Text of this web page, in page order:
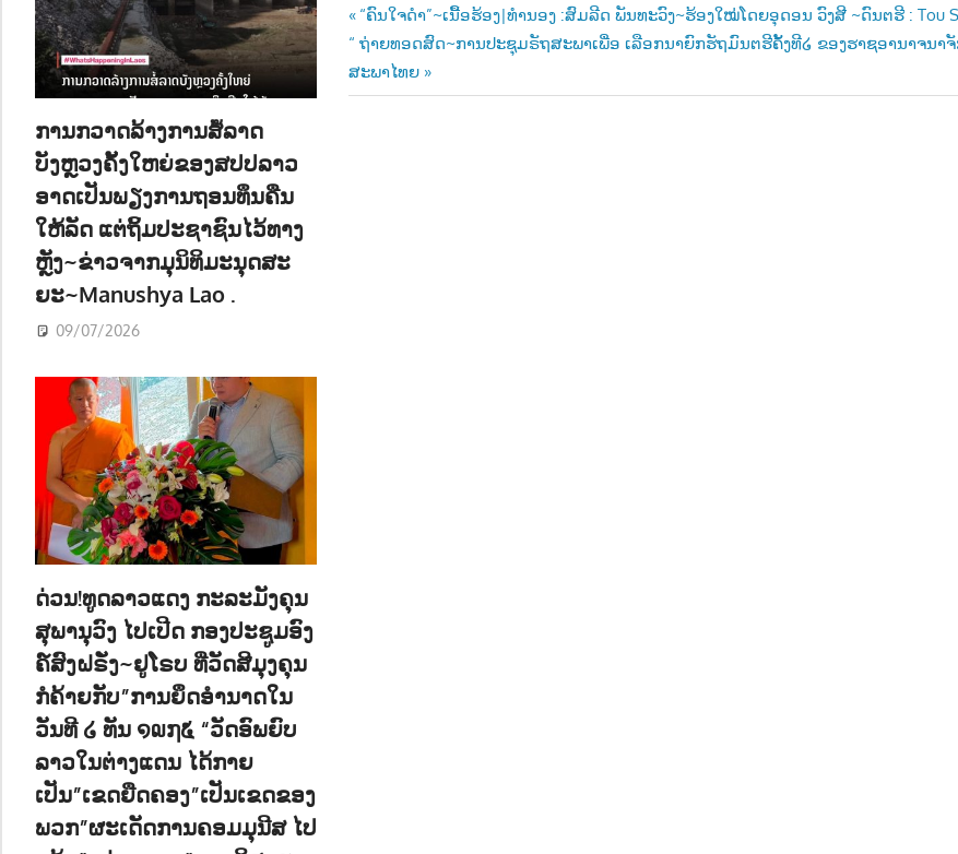
Post
navigation
Previous
Post:
“ຄົນໃຈດຳ”~ເນື້ອຮ້ອງ|ທຳນອງ :ສົມລີດ ພັນທະວົງ~ຮ້ອງໃໝ່ໂດຍອຸດອນ ວົງສີ ~ດົນຕຮີ : Tou
Next
Post:
“ ຖ່າຍທອດສົດ~ການປະຊຸມຣັຖສະພາເພື່ອ ເລືອກນາຍົກຮັຖມົນຕຮີຄັ້ງທີ໒ ຂອງຮາຊອານາຈນາ
ສະພາໄທຍ
ການກວາດລ້າງການສໍ້ລາດ
ບັງຫຼວງຄັ້ງໃຫຍ່ຂອງສປປລາວ
ອາດເປັນພຽງການຖອນທຶນຄືນ
ໃຫ້ລັດ ແຕ່ຖິ້ມປະຊາຊົນໄວ້ທາງ
ຫຼັງ~ຂ່າວຈາກມຸນິທິມະນຸດສະ
ຍະ~Manushya Lao .
09/07/2026
ດ່ວນ!ທູດລາວແດງ ກະລະມັງຄຸນ
ສຸພານຸວົງ ໄປເປີດ ກອງປະຊູມອົງ
ຄ໌ສົງຝຣັ່ງ~ຢູໂຣບ ທີ່ວັດສີມຸງຄຸນ
ກໍຄ້າຍກັບ”ການຍຶດອຳນາດໃນ
ວັນທີ ໒ ທັນ ໑໙໗໕ “ວັດອົພຍົບ
ລາວໃນຕ່າງແດນ ໄດ້ກາຍ
ເປັນ”ເຂດຍືດຄອງ”ເປັນເຂດຂອງ
ພວກ”ຜະເດັດການຄອມມຸນີສ ໄປ